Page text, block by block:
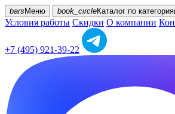
bars Меню book_circleКаталог по
Условия работы Скидки О компании
+7 (495) 921-39-22